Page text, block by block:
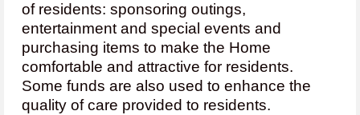
of residents: sponsoring outings,
entertainment and special events and
purchasing items to make the Home
comfortable and attractive for residents.
Some funds are also used to enhance the
quality of care provided to residents.